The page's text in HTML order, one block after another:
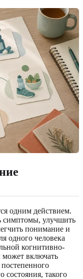
одним действием.
симптомы, улучшить
понимание и
одного человека
когнитивно-
может включать
состояния, такого